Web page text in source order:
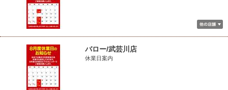
バロー/武芸川店
休業日案内